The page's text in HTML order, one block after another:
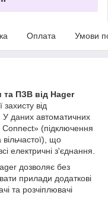
Оплата Умови
та ПЗВ від Hager
захисту від
У даних автоматичних
Connect» (підключення
вільчастої), що
електричні з'єднання.
дозволяє без
прилади додаткові
та розчіплювачі